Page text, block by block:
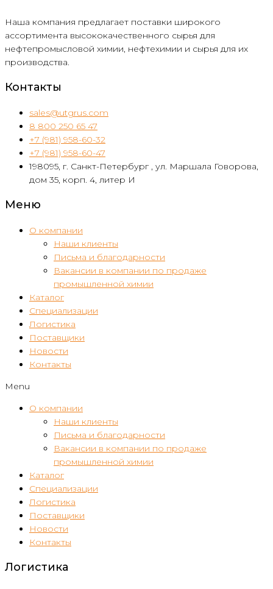
Наша компания предлагает поставки широкого
ассортимента высококачественного сырья для
нефтепромысловой химии, нефтехимии и сырья для их
производства.
Контакты
sales@utgrus.com
8 800 250 65 47
+7 (981) 958-60-32
+7 (981) 958-60-47
198095, г. Санкт-Петербург , ул. Маршала Говорова,
дом 35, корп. 4, литер И
Меню
О компании
Наши клиенты
Письма и благодарности
Вакансии в компании по продаже
промышленной химии
Каталог
Специализации
Логистика
Поставщики
Новости
Контакты
Menu
О компании
Наши клиенты
Письма и благодарности
Вакансии в компании по продаже
промышленной химии
Каталог
Специализации
Логистика
Поставщики
Новости
Контакты
Логистика